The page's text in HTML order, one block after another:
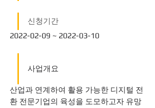
신청기간
2022-02-09 ~ 2022-03-10
사업개요
산업과 연계하여 활용 가능한 디지털 전
환 전문기업의 육성을 도모하고자 유망